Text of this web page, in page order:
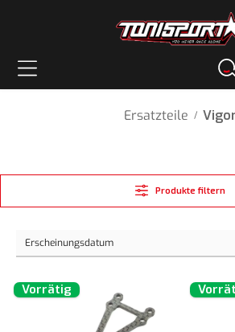
Ersatzteile /
Produkte filtern
Vorrätig